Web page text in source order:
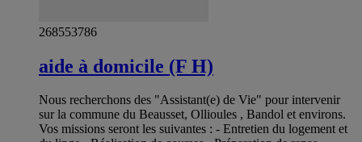
268553786
aide à domicile (F H)
Nous recherchons des "Assistant(e) de Vie" pour intervenir
sur la commune du Beausset, Ollioules , Bandol et environs.
Vos missions seront les suivantes : - Entretien du logement et